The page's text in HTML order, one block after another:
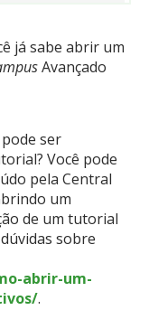
já sabe abrir um
Avançado
ser
Você pode
pela Central
um
de um tutorial
sobre
abrir-um-
.